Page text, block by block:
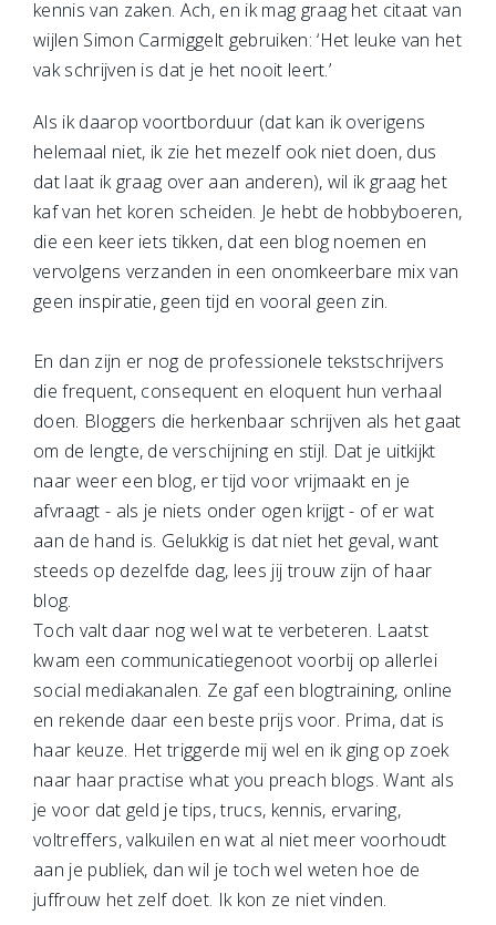
kennis van zaken. Ach, en ik mag graag het citaat van
wijlen Simon Carmiggelt gebruiken: ‘Het leuke van het
vak schrijven is dat je het nooit leert.’
Als ik daarop voortborduur (dat kan ik overigens
helemaal niet, ik zie het mezelf ook niet doen, dus
dat laat ik graag over aan anderen), wil ik graag het
kaf van het koren scheiden. Je hebt de hobbyboeren,
die een keer iets tikken, dat een blog noemen en
vervolgens verzanden in een onomkeerbare mix van
geen inspiratie, geen tijd en vooral geen zin.
En dan zijn er nog de professionele tekstschrijvers
die frequent, consequent en eloquent hun verhaal
doen. Bloggers die herkenbaar schrijven als het gaat
om de lengte, de verschijning en stijl. Dat je uitkijkt
naar weer een blog, er tijd voor vrijmaakt en je
afvraagt - als je niets onder ogen krijgt - of er wat
aan de hand is. Gelukkig is dat niet het geval, want
steeds op dezelfde dag, lees jij trouw zijn of haar
blog.
Toch valt daar nog wel wat te verbeteren. Laatst
kwam een communicatiegenoot voorbij op allerlei
social mediakanalen. Ze gaf een blogtraining, online
en rekende daar een beste prijs voor. Prima, dat is
haar keuze. Het triggerde mij wel en ik ging op zoek
naar haar practise what you preach blogs. Want als
je voor dat geld je tips, trucs, kennis, ervaring,
voltreffers, valkuilen en wat al niet meer voorhoudt
aan je publiek, dan wil je toch wel weten hoe de
juffrouw het zelf doet. Ik kon ze niet vinden.